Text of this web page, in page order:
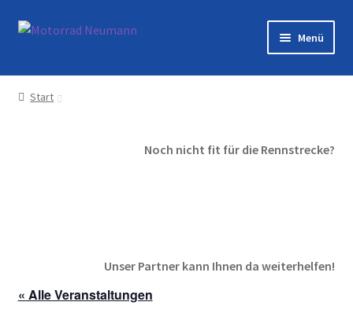
Zur
Zum
Menü
Startseite
Start
Noch nicht fit für die Rennstrecke?
Unser Partner kann Ihnen da weiterhelfen!
« Alle Veranstaltungen